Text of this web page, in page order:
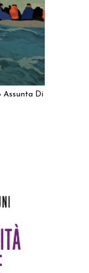
Assunta Di